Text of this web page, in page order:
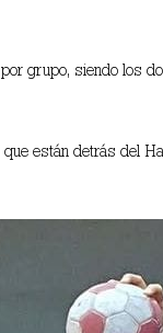
grupo, siendo los
están detrás del